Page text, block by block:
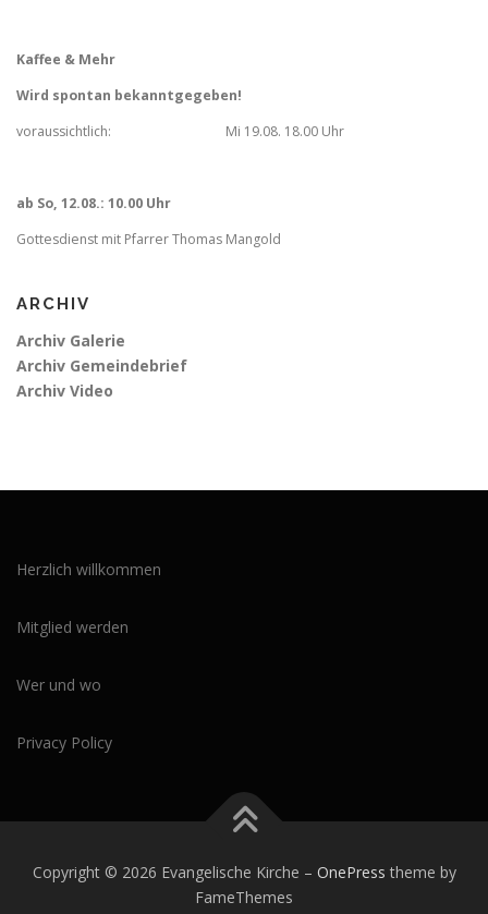
Kaffee & Mehr
Wird spontan bekanntgegeben!
voraussichtlich: Mi 19.08. 18.00 Uhr
ab So, 12.08.: 10.00 Uhr
Gottesdienst mit Pfarrer Thomas Mangold
ARCHIV
Archiv Galerie
Archiv Gemeindebrief
Archiv Video
Herzlich willkommen
Mitglied werden
Wer und wo
Privacy Policy
Copyright © 2026 Evangelische Kirche – OnePress theme by
FameThemes